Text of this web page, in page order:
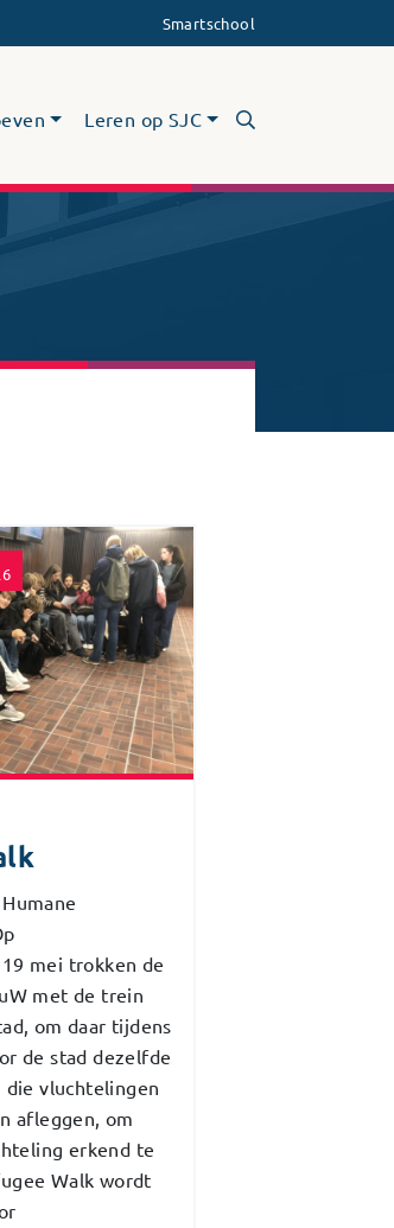
Smartschool
Leren op SJC
mei trokken de
met de trein
om daar tijdens
de stad dezelfde
vluchtelingen
afleggen, om
erkend te
Walk wordt